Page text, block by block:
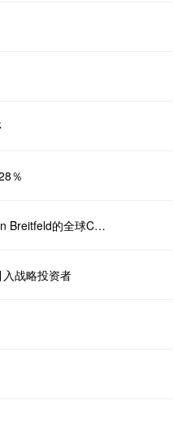
％
财联社11月29日电，法拉第未来称，公司董事会免除Carsten Breitfeld的全球CEO职务，任命陈雪峰为全球CEO。
战略投资者